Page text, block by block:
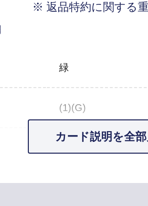
※ 返品特約に関する
緑
(1)(G)
カード説明を全